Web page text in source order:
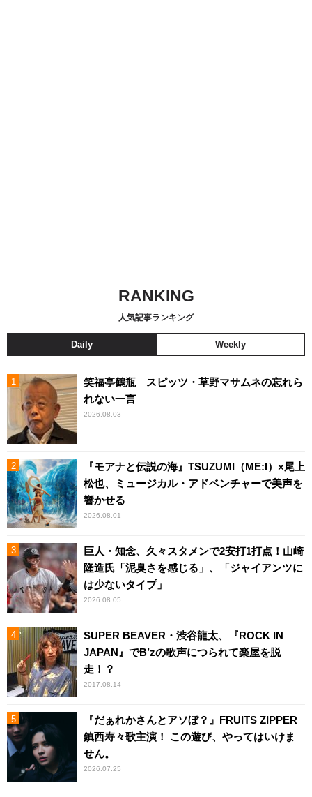
RANKING
人気記事ランキング
Daily Weekly
笑福亭鶴瓶 スピッツ・草野マサムネの忘れら
れない一言
2026.08.03
『モアナと伝説の海』TSUZUMI（ME:I）×尾上
松也、ミュージカル・アドベンチャーで美声を
響かせる
2026.08.01
巨人・知念、久々スタメンで2安打1打点！山崎
隆造氏「泥臭さを感じる」、「ジャイアンツに
は少ないタイプ」
2026.08.05
SUPER BEAVER・渋谷龍太、『ROCK IN
JAPAN』でB’zの歌声につられて楽屋を脱
走！？
2017.08.14
『だぁれかさんとアソぼ？』FRUITS ZIPPER
鎮西寿々歌主演！ この遊び、やってはいけま
せん。
2026.07.25